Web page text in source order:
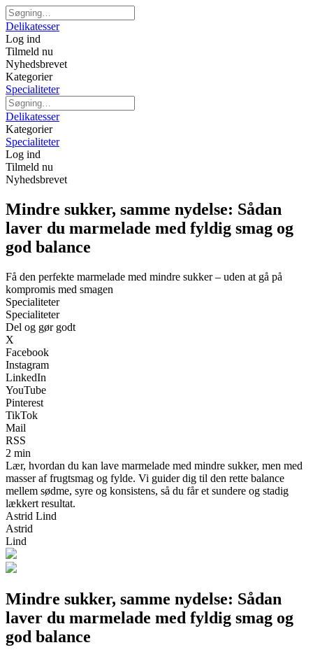
Delikatesser
Log ind
Tilmeld nu
Nyhedsbrevet
Kategorier
Specialiteter
Delikatesser
Kategorier
Specialiteter
Log ind
Tilmeld nu
Nyhedsbrevet
Mindre sukker, samme nydelse: Sådan
laver du marmelade med fyldig smag og
god balance
Få den perfekte marmelade med mindre sukker – uden at gå på
kompromis med smagen
Specialiteter
Specialiteter
Del og gør godt
X
Facebook
Instagram
LinkedIn
YouTube
Pinterest
TikTok
Mail
RSS
2 min
Lær, hvordan du kan lave marmelade med mindre sukker, men med
masser af frugtsmag og fylde. Vi guider dig til den rette balance
mellem sødme, syre og konsistens, så du får et sundere og stadig
lækkert resultat.
Astrid Lind
Astrid
Lind
Mindre sukker, samme nydelse: Sådan
laver du marmelade med fyldig smag og
god balance